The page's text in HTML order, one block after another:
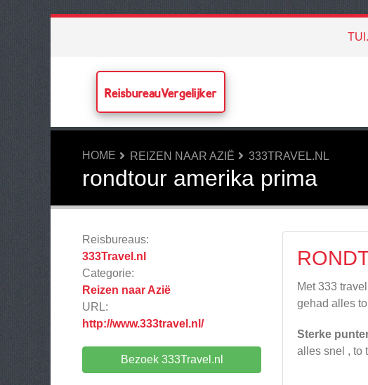
ReisbureauVergelijker
HOME REIZEN NAAR AZIË 333TRAVEL.NL
rondtour amerika prima
Reisbureaus:
333Travel.nl
Categorie:
Reizen naar Azië
URL:
http://www.333travel.nl/
Bezoek 333Travel.nl
Met 333
gehad alles
Sterke
alles snel , to